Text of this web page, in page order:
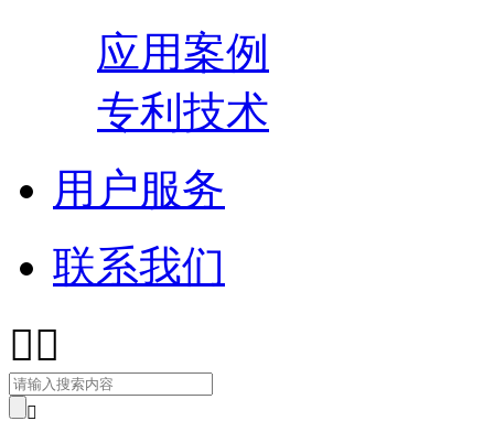
应用案例
专利技术
用户服务
联系我们

